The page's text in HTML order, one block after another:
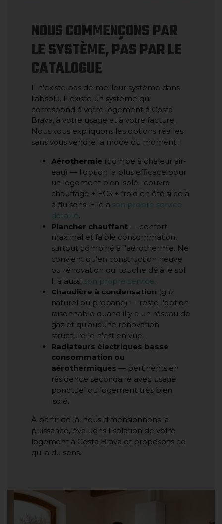
NOUS COMMENÇONS PAR
LE SYSTÈME, PAS PAR LE
CATALOGUE
Il n'existe pas de meilleur système dans
l'absolu. Il existe un système qui
correspond à votre logement à Costa
Brava, à votre usage et à votre facture.
Nous vous expliquons les options réelles
sans vous vendre la mode du moment :
Aérothermie (pompe à chaleur air-
eau) — l'option la plus efficace pour
un logement bien isolé ; couvre
chauffage + ECS + froid en été si cela
a du sens. Elle a son propre service
détaillé.
Plancher chauffant — confort
maximal et faible consommation,
surtout combiné à l'aérothermie. Ne
convient qu'en construction neuve
ou rénovation qui touche déjà le sol.
Il a aussi son propre service.
Chaudière à condensation (gaz
naturel ou propane) — reste l'option
raisonnable quand il y a un réseau de
gaz et qu'aucune rénovation
structurelle n'est en vue.
Radiateurs électriques basse
consommation ou
aérothermiques — pertinents en
résidence secondaire avec usage
ponctuel ou logement très bien
isolé.
À partir de là, nous dimensionnons la
puissance, évaluons l'isolation de votre
logement à Costa Brava et proposons ce
qui a du sens.